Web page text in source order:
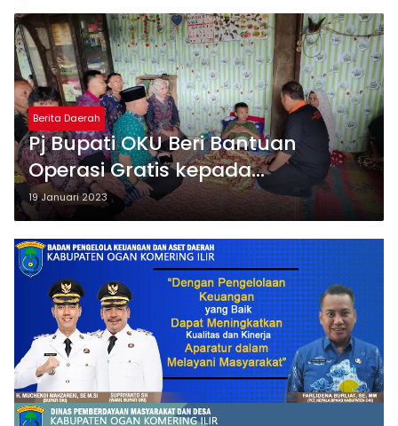
Berita Daerah
Pj Bupati OKU Beri Bantuan
Operasi Gratis kepada
Penyandang Cacat Atresia Ani
19 Januari 2023